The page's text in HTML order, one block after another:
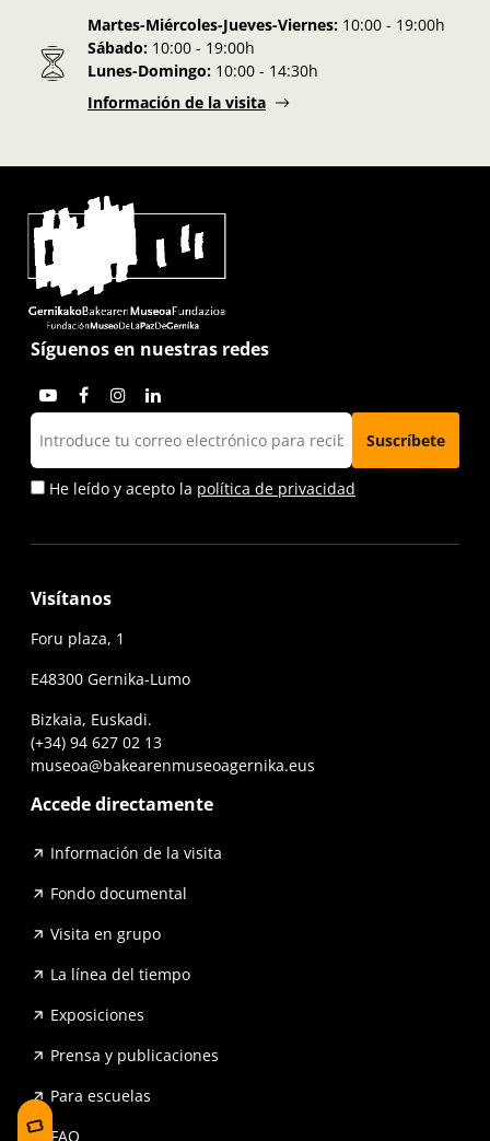
Martes-Miércoles-Jueves-Viernes: 10:00 - 19:00h
Sábado: 10:00 - 19:00h
Lunes-Domingo: 10:00 - 14:30h
Información de la visita
Síguenos en nuestras redes
He leído y acepto la política de privacidad
Visítanos
Foru plaza, 1
E48300 Gernika-Lumo
Bizkaia, Euskadi.
(+34) 94 627 02 13
museoa@bakearenmuseoagernika.eus
Accede directamente
Información de la visita
Fondo documental
Visita en grupo
La línea del tiempo
Exposiciones
Prensa y publicaciones
Para escuelas
FAQ